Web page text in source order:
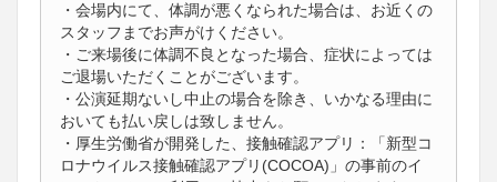
・会場内にて、体調が悪くなられた場合は、お近くの
スタッフまでお声がけください。
・ご来場後に体調不良となった場合、症状によっては
ご退場いただくことがございます。
・公演延期ないし中止の場合を除き、いかなる理由に
おいても払い戻しは致しません。
・厚生労働省が開発した、接触確認アプリ：「新型コ
ロナウイルス接触確認アプリ(COCOA)」の事前のイ